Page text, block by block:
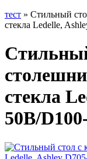
тест » Стильный
стекла Ledelle,
стекла
50B/